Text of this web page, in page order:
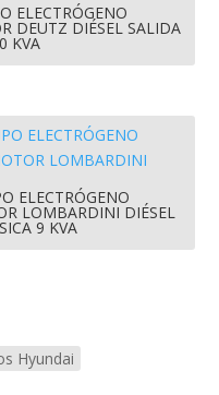
ELECTRÓGENO
DEUTZ DIÉSEL SALIDA
KVA
ELECTRÓGENO
LOMBARDINI DIÉSEL
9 KVA